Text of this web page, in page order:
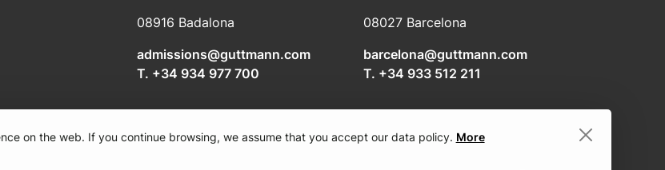
08916 Badalona
admissions@guttmann.com
T. +34 934 977 700
08027 Barcelona
barcelona@guttmann.com
T. +34 933 512 211
on the web. If you continue browsing, we assume that you accept our data policy. More